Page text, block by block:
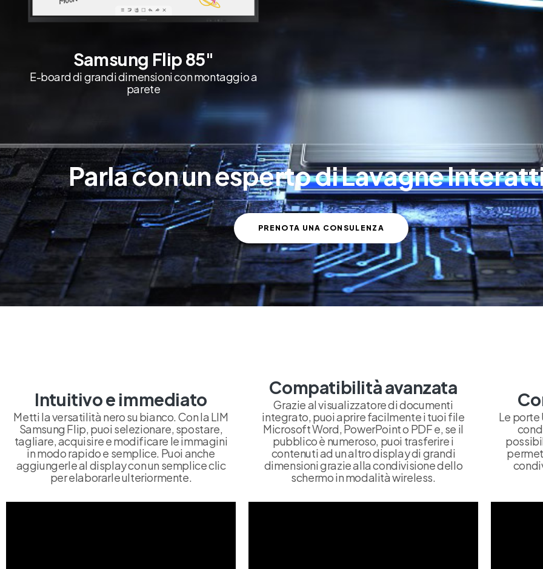
Samsung Flip 85"
E-board di grandi dimensioni con montaggio a
parete
Parla con un esperto di Lavagne
PRENOTA UNA CONSULENZA
Intuitivo e immediato
Metti la versatilità nero su bianco. Con la LIM
Samsung Flip, puoi selezionare, spostare,
tagliare, acquisire e modificare le immagini
in modo rapido e semplice. Puoi anche
aggiungerle al display con un semplice clic
per elaborarle ulteriormente.
Compatibilità avanzata
Grazie al visualizzatore di documenti
integrato, puoi aprire facilmente i tuoi file
Microsoft Word, PowerPoint o PDF e, se il
pubblico è numeroso, puoi trasferire i
contenuti ad un altro display di grandi
dimensioni grazie alla condivisione dello
schermo in modalità wireless.
Le porte